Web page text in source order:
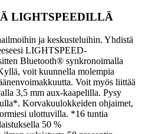
LIGHTSPEEDILLÄ
ja keskusteluihin. Yhdistä
LIGHTSPEED-
Bluetooth® synkronoimalla
voit kuunnella molempia
Voit myös liittää
3,5 mm aux-kaapelilla. Pysy
Korvakuulokkeiden ohjaimet,
ulottuvilla. *16 tuntia
50 %